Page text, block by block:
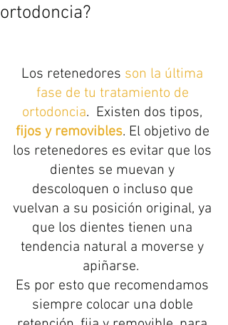
ortodoncia?
Los retenedores son la última
fase de tu tratamiento de
ortodoncia.  Existen dos tipos,
fijos y removibles. El objetivo de
los retenedores es evitar que los
dientes se muevan y
descoloquen o incluso que
vuelvan a su posición original, ya
que los dientes tienen una
tendencia natural a moverse y
apiñarse.
Es por esto que recomendamos
siempre colocar una doble